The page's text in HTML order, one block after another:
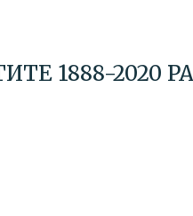
1888-2020